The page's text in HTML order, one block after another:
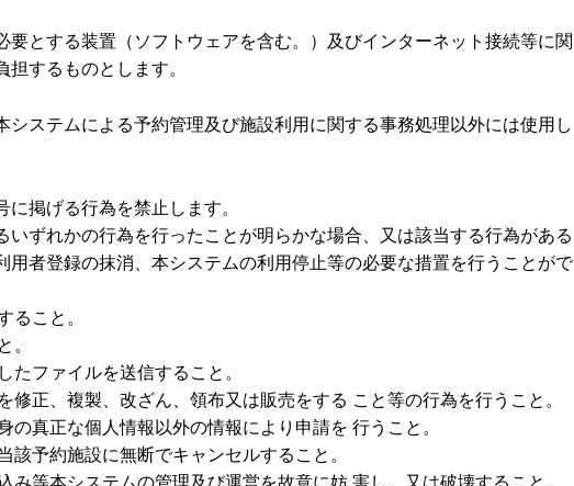
とする装置（ソフトウェアを含む。）及びインターネット接続等に関
するものとします。
ステムによる予約管理及び施設利用に関する事務処理以外には使用し
掲げる行為を禁止します。
いずれかの行為を行ったことが明らかな場合、又は該当する行為がある
用者登録の抹消、本システムの利用停止等の必要な措置を行うことがで
ること。
。
たファイルを送信すること。
修正、複製、改ざん、領布又は販売をする こと等の行為を行うこと。
真正な個人情報以外の情報により申請を 行うこと。
予約施設に無断でキャンセルすること。
み等本システムの管理及び運営を故意に妨 害し、又は破壊すること。